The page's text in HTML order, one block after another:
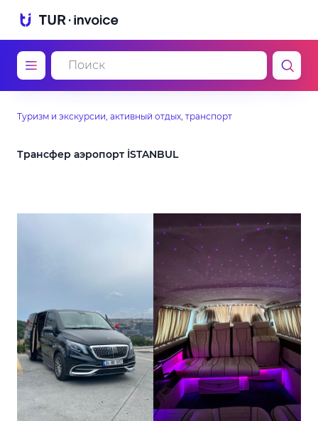
Туризм и экскурсии, активный отдых, транспорт
Трансфер аэропорт İSTANBUL